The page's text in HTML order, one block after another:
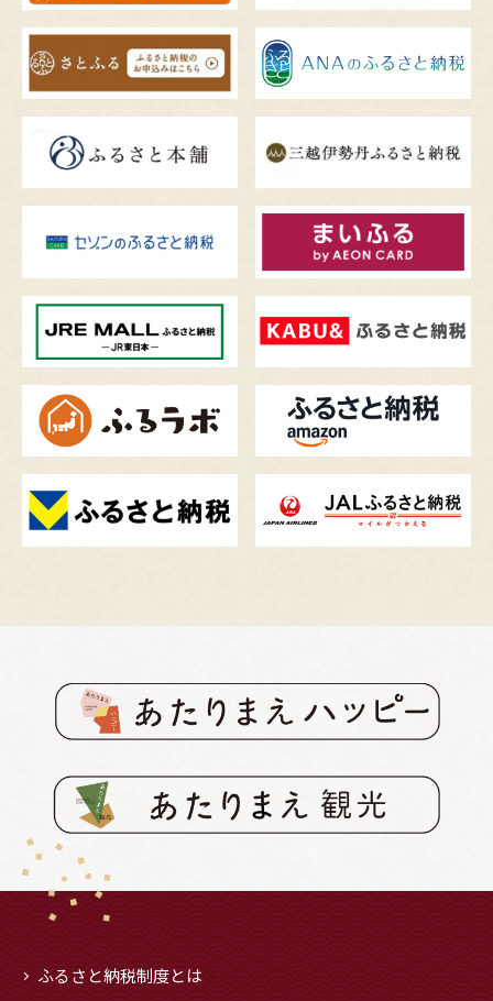
ふるさと納税制度とは